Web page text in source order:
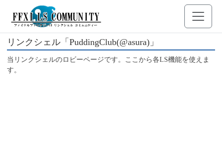
リンクシェル「PuddingClub(@asura)」
当リンクシェルのロビーページです。ここから各LS機能を使えま
す。